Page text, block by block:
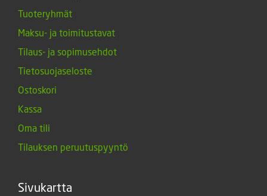
Tuoteryhmät
Maksu- ja toimitustavat
Tilaus- ja sopimusehdot
Tietosuojaseloste
Ostoskori
Kassa
Oma tili
Tilauksen peruutuspyyntö
Sivukartta